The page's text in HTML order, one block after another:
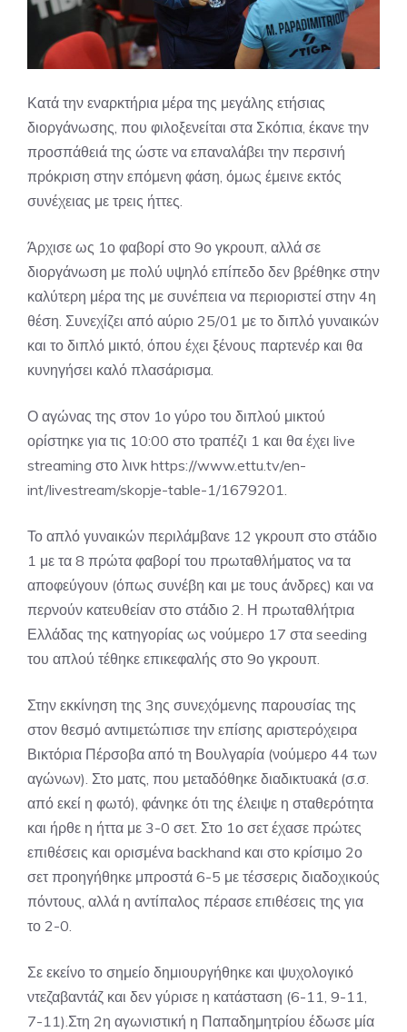
Κατά την εναρκτήρια μέρα της μεγάλης ετήσιας
διοργάνωσης, που φιλοξενείται στα Σκόπια, έκανε την
προσπάθειά της ώστε να επαναλάβει την περσινή
πρόκριση στην επόμενη φάση, όμως έμεινε εκτός
συνέχειας με τρεις ήττες.
Άρχισε ως 1ο φαβορί στο 9ο γκρουπ, αλλά σε
διοργάνωση με πολύ υψηλό επίπεδο δεν βρέθηκε στην
καλύτερη μέρα της με συνέπεια να περιοριστεί στην 4η
θέση. Συνεχίζει από αύριο 25/01 με το διπλό γυναικών
και το διπλό μικτό, όπου έχει ξένους παρτενέρ και θα
κυνηγήσει καλό πλασάρισμα.
Ο αγώνας της στον 1ο γύρο του διπλού μικτού
ορίστηκε για τις 10:00 στο τραπέζι 1 και θα έχει live
streaming στο λινκ https://www.ettu.tv/en-
int/livestream/skopje-table-1/1679201.
Το απλό γυναικών περιλάμβανε 12 γκρουπ στο στάδιο
1 με τα 8 πρώτα φαβορί του πρωταθλήματος να τα
αποφεύγουν (όπως συνέβη και με τους άνδρες) και να
περνούν κατευθείαν στο στάδιο 2. Η πρωταθλήτρια
Ελλάδας της κατηγορίας ως νούμερο 17 στα seeding
του απλού τέθηκε επικεφαλής στο 9ο γκρουπ.
Στην εκκίνηση της 3ης συνεχόμενης παρουσίας της
στον θεσμό αντιμετώπισε την επίσης αριστερόχειρα
Βικτόρια Πέρσοβα από τη Βουλγαρία (νούμερο 44 των
αγώνων). Στο ματς, που μεταδόθηκε διαδικτυακά (σ.σ.
από εκεί η φωτό), φάνηκε ότι της έλειψε η σταθερότητα
και ήρθε η ήττα με 3-0 σετ. Στο 1ο σετ έχασε πρώτες
επιθέσεις και ορισμένα backhand και στο κρίσιμο 2ο
σετ προηγήθηκε μπροστά 6-5 με τέσσερις διαδοχικούς
πόντους, αλλά η αντίπαλος πέρασε επιθέσεις της για
το 2-0.
Σε εκείνο το σημείο δημιουργήθηκε και ψυχολογικό
ντεζαβαντάζ και δεν γύρισε η κατάσταση (6-11, 9-11,
7-11).Στη 2η αγωνιστική η Παπαδημητρίου έδωσε μία